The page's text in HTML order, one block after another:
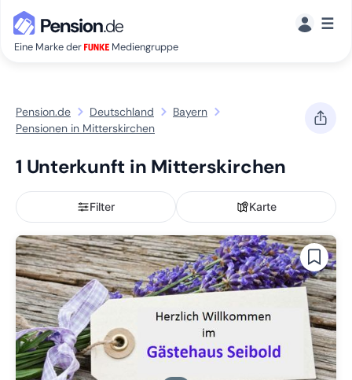
Eine Marke der Mediengruppe
☰
Pension.de Deutschland
Bayern
Pensionen in Mitterskirchen
1 Unterkunft in Mitterskirchen
Filter Karte